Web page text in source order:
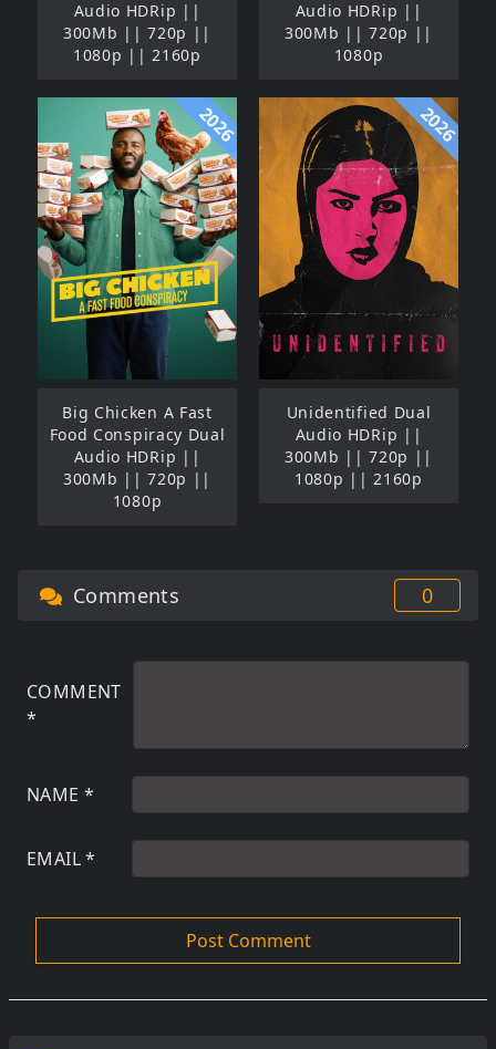
Audio HDRip ||
300Mb || 720p ||
1080p || 2160p
Audio HDRip ||
300Mb || 720p ||
1080p
2026
Big Chicken A Fast
Food Conspiracy Dual
Audio HDRip ||
300Mb || 720p ||
1080p
2026
Unidentified Dual
Audio HDRip ||
300Mb || 720p ||
1080p || 2160p
Comments 0
COMMENT
*
NAME *
EMAIL*